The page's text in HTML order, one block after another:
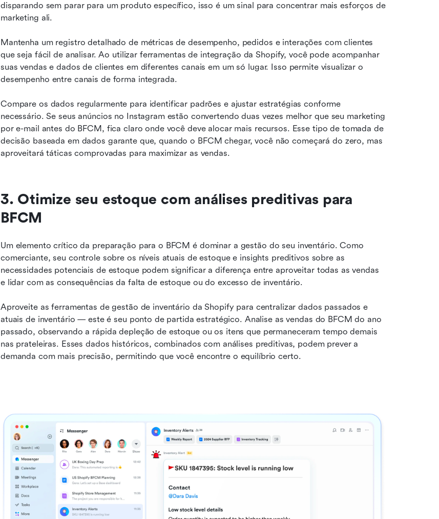
disparando sem parar para um produto específico, isso é um sinal para concentrar mais esforços de
marketing ali.
Mantenha um registro detalhado de métricas de desempenho, pedidos e interações com clientes
que seja fácil de analisar. Ao utilizar ferramentas de integração da Shopify, você pode acompanhar
suas vendas e dados de clientes em diferentes canais em um só lugar. Isso permite visualizar o
desempenho entre canais de forma integrada.
Compare os dados regularmente para identificar padrões e ajustar estratégias conforme
necessário. Se seus anúncios no Instagram estão convertendo duas vezes melhor que seu marketing
por e-mail antes do BFCM, fica claro onde você deve alocar mais recursos. Esse tipo de tomada de
decisão baseada em dados garante que, quando o BFCM chegar, você não começará do zero, mas
aproveitará táticas comprovadas para maximizar as vendas.
3. Otimize seu estoque com análises preditivas para
BFCM
Um elemento crítico da preparação para o BFCM é dominar a gestão do seu inventário. Como
comerciante, seu controle sobre os níveis atuais de estoque e insights preditivos sobre as
necessidades potenciais de estoque podem significar a diferença entre aproveitar todas as vendas
e lidar com as consequências da falta de estoque ou do excesso de inventário.
Aproveite as ferramentas de gestão de inventário da Shopify para centralizar dados passados e
atuais de inventário — este é seu ponto de partida estratégico. Analise as vendas do BFCM do ano
passado, observando a rápida depleção de estoque ou os itens que permaneceram tempo demais
nas prateleiras. Esses dados históricos, combinados com análises preditivas, podem prever a
demanda com mais precisão, permitindo que você encontre o equilíbrio certo.